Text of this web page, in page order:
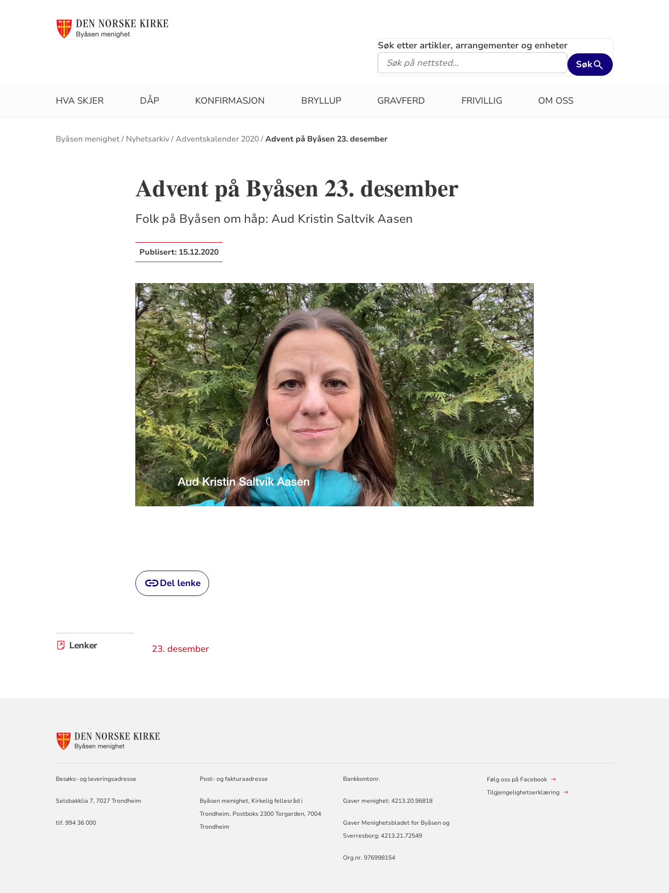
Søk etter artikler, arrangementer og enheter
Søk
HVA SKJER DÅP KONFIRMASJON BRYLLUP GRAVFERD FRIVILLIG OM OSS
Brødsmulesti
Byåsen menighet Nyhetsarkiv Adventskalender 2020 Advent på Byåsen 23. desember
Advent på Byåsen 23. desember
Folk på Byåsen om håp: Aud Kristin Saltvik Aasen
Publisert: 15.12.2020
Del lenke
Lenker 23. desember
Besøks- og leveringsadresse
Selsbakklia 7, 7027 Trondheim
tlf. 994 36 000
Post- og fakturaadresse
Byåsen menighet, Kirkelig fellesråd i
Trondheim, Postboks 2300 Torgarden, 7004
Trondheim
Bankkontonr.
Gaver menighet: 4213.20.96818
Gaver Menighetsbladet for Byåsen og
Sverresborg: 4213.21.72549
Org.nr. 976998154
Følg oss på Facebook
Tilgjengelighetserklæring